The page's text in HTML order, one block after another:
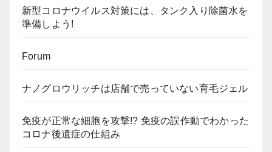
新型コロナウイルス対策には、タンク入り除菌水を
準備しよう!
Forum
ナノグロウリッチは店舗で売っていない育毛ジェル
免疫が正常な細胞を攻撃!? 免疫の誤作動でわかった
コロナ後遺症の仕組み